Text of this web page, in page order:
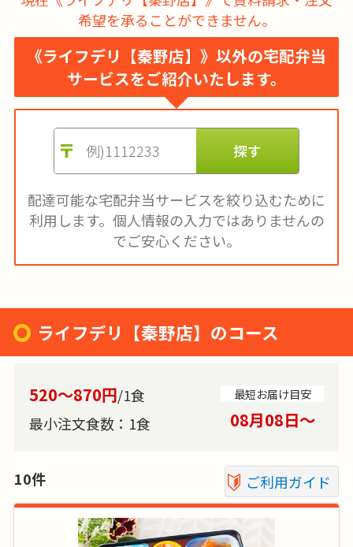
希望を承ることができません。
《ライフデリ【秦野店】》以外の宅配弁当
サービスをご紹介いたします。
配達可能な宅配弁当サービスを絞り込むために
利用します。 個人情報の入力ではありませんの
でご安心ください。
ライフデリ【秦野店】のコース
520～870円/1食
最小注文食数： 1食
最短お届け目安
08月08日〜
10件 ご利用ガイド